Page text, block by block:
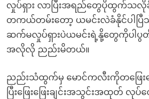
လှုပ်ရှား လာပြီးအရည်တွေပိုထွက်သလို
တကယ်တမ်းတော့ ယမင်းလဲခံနိုင်ပါပြီ
ဆက်မလှုပ်ရှားပဲယမင်းရဲ့နို့တွေကိုပါပွ
အလိုလို ညည်းမိတယ်။
ညည်းသံထွက်မှ မောင်ကလီးကိုတဖြေး
ပြီးဖြေးဖြေးချင်းအသွင်းအထုတ် လု